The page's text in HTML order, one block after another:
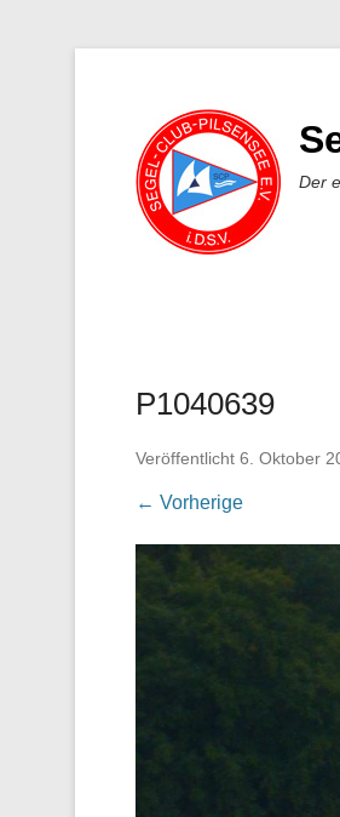
Der
P1040639
Veröffentlicht 6. Oktober
← Vorherige